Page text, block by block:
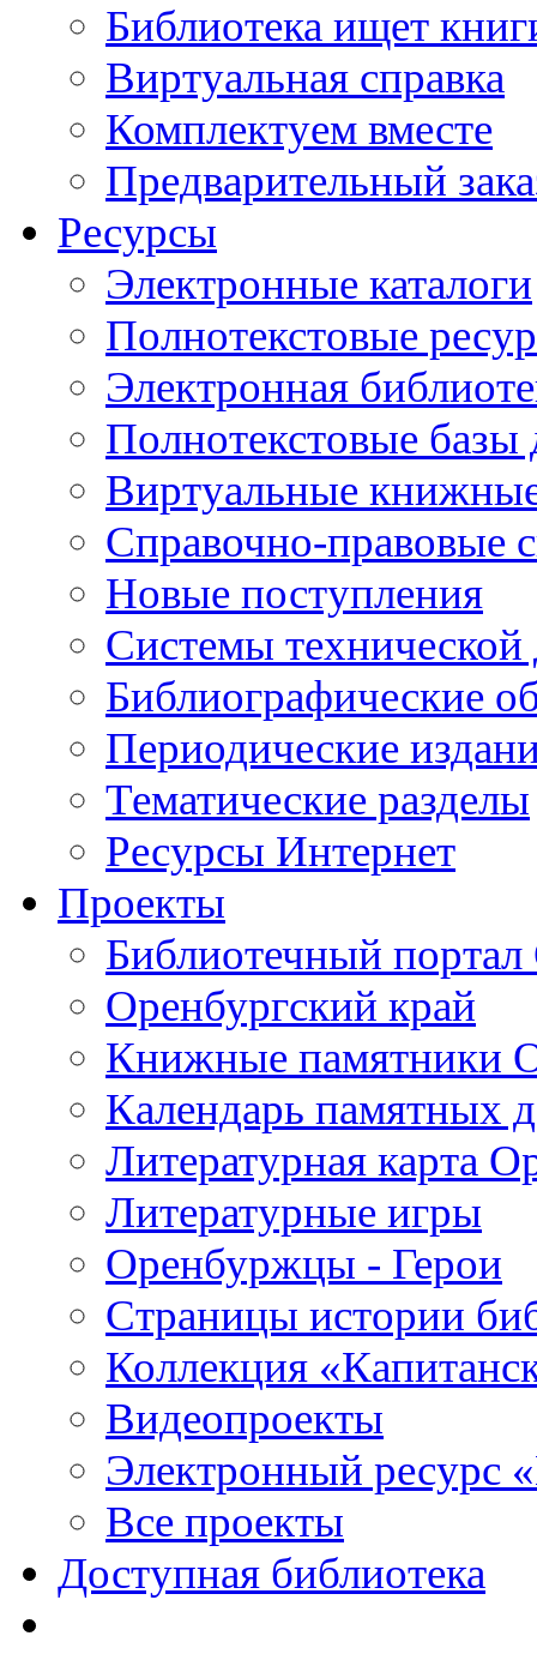
Библиотека ищет
Виртуальная справка
Комплектуем вместе
Предварительный
Ресурсы
Электронные каталоги
Полнотекстовые
Электронная
Полнотекстовые
Виртуальные
Справочно-правовые
Новые поступления
Cистемы
Библиографические
Периодические
Тематические разделы
Ресурсы Интернет
Проекты
Библиотечный портал
Оренбургский край
Книжные памятники
Календарь памятных
Литературная карта
Литературные игры
Оренбуржцы - Герои
Страницы истории
Коллекция
Видеопроекты
Электронный ресурс
Все проекты
Доступная библиотека